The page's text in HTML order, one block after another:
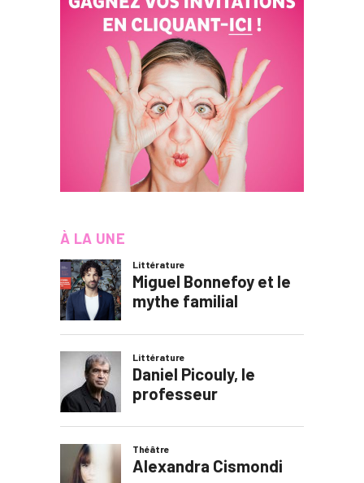
À LA UNE